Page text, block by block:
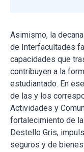
Asimismo, la
de Interfacultades
capacidades que
contribuyen a la
estudiantado. En
de las y los
Actividades y
fortalecimiento de
Destello Gris,
seguros y de